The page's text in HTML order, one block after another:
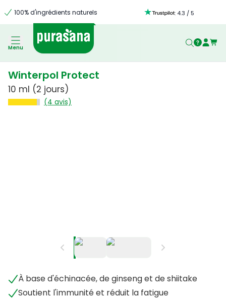
100% d'ingrédients naturels : 4.3 /5
Menu
Winterpol Protect
10 ml (2 jours)
(4 avis)
À base d'échinacée, de ginseng et de shiitake
Soutient l'immunité et réduit la fatigue